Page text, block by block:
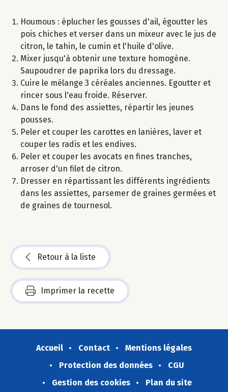
Houmous : éplucher les gousses d'ail, égoutter les
pois chiches et verser dans un mixeur avec le jus de
citron, le tahin, le cumin et l'huile d'olive.
Mixer jusqu'à obtenir une texture homogène.
Saupoudrer de paprika lors du dressage.
Cuire le mélange 3 céréales anciennes. Egoutter et
rincer sous l'eau froide. Réserver.
Dans le fond des assiettes, répartir les jeunes
pousses.
Peler et couper les carottes en lanières, laver et
couper les radis et les endives.
Peler et couper les avocats en fines tranches,
arroser d'un filet de citron.
Dresser en répartissant les différents ingrédients
dans les assiettes, parsemer de graines germées et
de graines de tournesol.
Retour à la liste
Imprimer la recette
Accueil Contact
Mentions légales
Protection des données
CGU
Gestion des cookies
Plan du site